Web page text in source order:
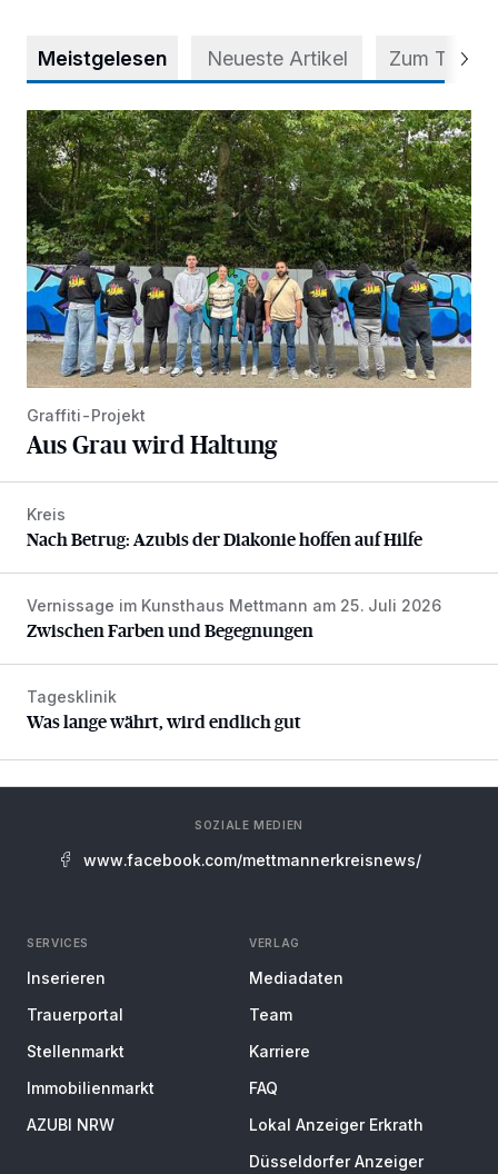
Meistgelesen Neueste Artikel Zum Thema
Aus Grau wird Haltung
Graffiti-Projekt
Aus Grau wird Haltung
Nach Betrug: Azubis der Diakonie hoffen auf Hilfe
Kreis
Nach Betrug: Azubis der Diakonie hoffen auf Hilfe
Zwischen Farben und Begegnungen
Vernissage im Kunsthaus Mettmann am 25. Juli 2026
Zwischen Farben und Begegnungen
Was lange währt, wird endlich gut
Tagesklinik
Was lange währt, wird endlich gut
SOZIALE MEDIEN
www.facebook.com/mettmannerkreisnews/
SERVICES
Inserieren
Trauerportal
Stellenmarkt
Immobilienmarkt
AZUBI NRW
VERLAG
Mediadaten
Team
Karriere
FAQ
Lokal Anzeiger Erkrath
Düsseldorfer Anzeiger